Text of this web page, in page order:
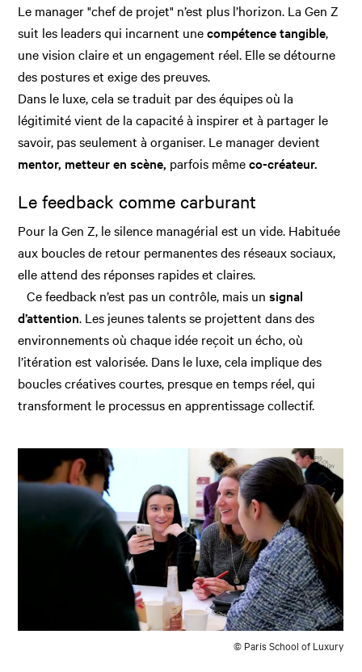
Le manager "chef de projet" n’est plus l’horizon. La Gen Z
suit les leaders qui incarnent unecompétence tangible,
une vision claire et un engagement réel. Elle se détourne
des postures et exige des preuves.
Dans le luxe, cela se traduit par des équipes où la
légitimité vient de la capacité à inspirer et à partager le
savoir, pas seulement à organiser. Le manager devient
mentor, metteur en scène, parfois mêmeco-créateur.
Le feedback comme carburant
Pour la Gen Z, le silence managérial est un vide. Habituée
aux boucles de retour permanentes des réseaux sociaux,
elle attend des réponses rapides et claires.
Ce feedback n’est pas un contrôle, mais un signal
d’attention. Les jeunes talents se projettent dans des
environnements où chaque idée reçoit un écho, où
l’itération est valorisée. Dans le luxe, cela implique des
boucles créatives courtes, presque en temps réel, qui
transforment le processus en apprentissage collectif.
© Paris School of Luxury